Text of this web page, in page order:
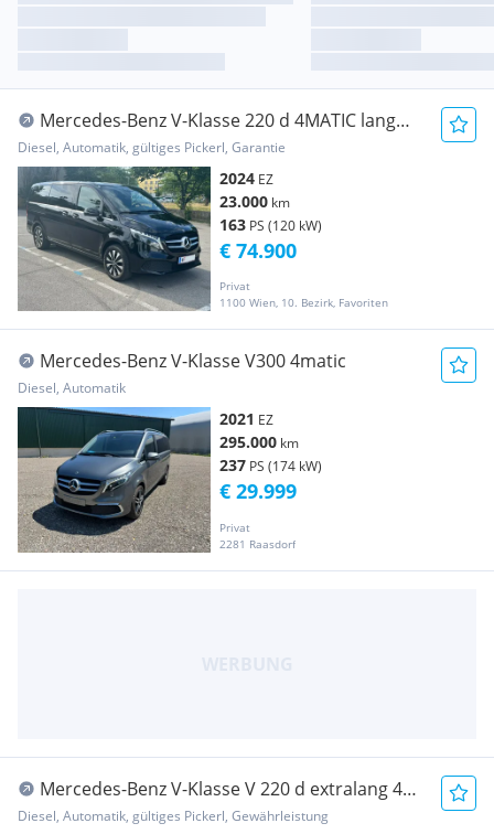
Mercedes-Benz V-Klasse 220 d 4MATIC lang
Avantgarde
Diesel, Automatik, gültiges Pickerl, Garantie
2024 EZ
23.000 km
163 PS (120 kW)
Privat
1100 Wien, 10. Bezirk, Favoriten
€ 74.900
Mercedes-Benz V-Klasse V300 4matic
Diesel, Automatik
2021 EZ
295.000 km
237 PS (174 kW)
Privat
2281 Raasdorf
€ 29.999
Mercedes-Benz V-Klasse V 220 d extralang 4
Matic Aut.
Diesel, Automatik, gültiges Pickerl, Gewährleistung